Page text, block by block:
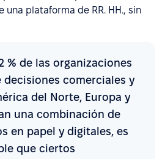
una plataforma de RR. HH., sin
% de las organizaciones
decisiones comerciales y
del Norte, Europa y
una combinación de
en papel y digitales, es
que ciertos